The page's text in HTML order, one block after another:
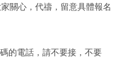
關心，代禱，留意具體報名
的電話，請不要接，不要